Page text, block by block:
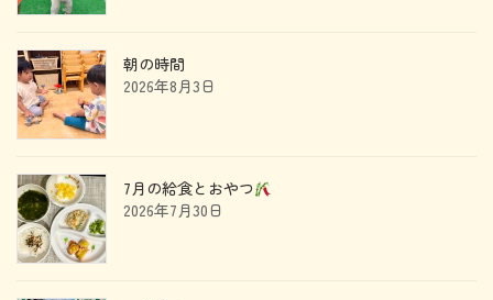
朝の時間
2026年8月3日
7月の給食とおやつ
2026年7月30日